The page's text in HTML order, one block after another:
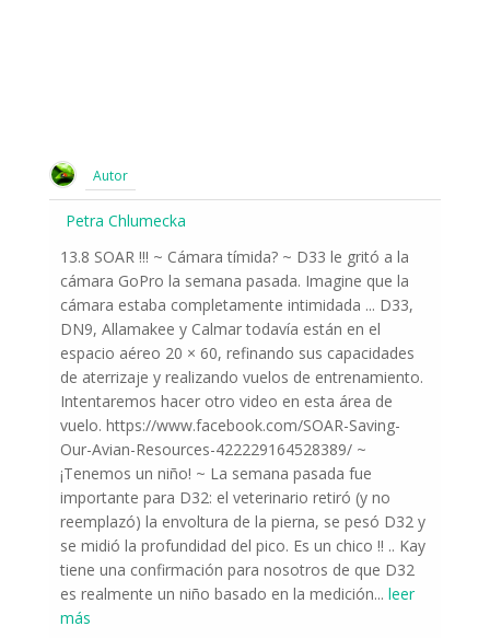
Autor
Petra Chlumecka
13.8 SOAR !!! ~ Cámara tímida? ~ D33 le gritó a la
cámara GoPro la semana pasada. Imagine que la
cámara estaba completamente intimidada ... D33,
DN9, Allamakee y Calmar todavía están en el
espacio aéreo 20 × 60, refinando sus capacidades
de aterrizaje y realizando vuelos de entrenamiento.
Intentaremos hacer otro video en esta área de
vuelo. https://www.facebook.com/SOAR-Saving-
Our-Avian-Resources-422229164528389/ ~
¡Tenemos un niño! ~ La semana pasada fue
importante para D32: el veterinario retiró (y no
reemplazó) la envoltura de la pierna, se pesó D32 y
se midió la profundidad del pico. Es un chico !! .. Kay
tiene una confirmación para nosotros de que D32
es realmente un niño basado en la medición... leer
más